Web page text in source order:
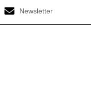
Newsletter